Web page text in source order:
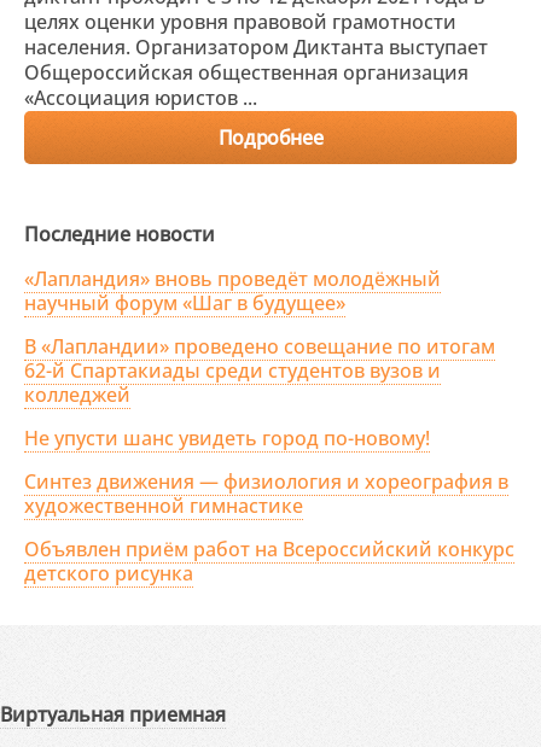
целях оценки уровня правовой грамотности
населения. Организатором Диктанта выступает
Общероссийская общественная организация
«Ассоциация юристов ...
Подробнее
Последние новости
«Лапландия» вновь проведёт молодёжный
научный форум «Шаг в будущее»
В «Лапландии» проведено совещание по итогам
62-й Спартакиады среди студентов вузов и
колледжей
Не упусти шанс увидеть город по-новому!
Синтез движения — физиология и хореография в
художественной гимнастике
Объявлен приём работ на Всероссийский конкурс
детского рисунка
Виртуальная приемная